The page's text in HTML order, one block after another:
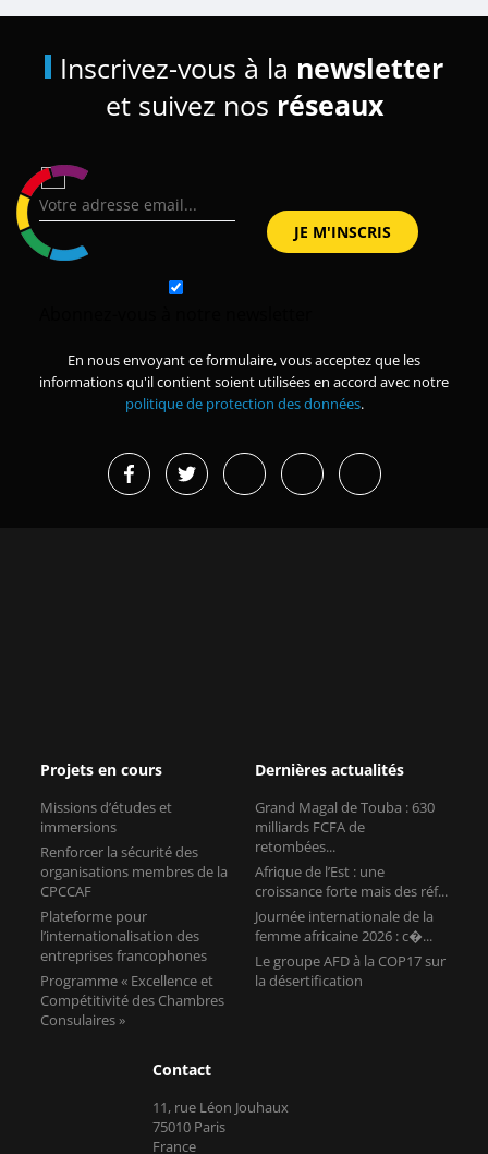
Inscrivez-vous à la newsletter
et suivez nos réseaux
En nous envoyant ce formulaire, vous acceptez que les
informations qu'il contient soient utilisées en accord avec notre
politique de protection des données.
Projets en cours
Missions d’études et
immersions
Renforcer la sécurité des
organisations membres de la
CPCCAF
Plateforme pour
l’internationalisation des
entreprises francophones
Programme « Excellence et
Compétitivité des Chambres
Consulaires »
Dernières actualités
Grand Magal de Touba : 630
milliards FCFA de
retombées...
Afrique de l’Est : une
croissance forte mais des réf...
Journée internationale de la
femme africaine 2026 : c�...
Le groupe AFD à la COP17 sur
la désertification
Contact
11, rue Léon Jouhaux
75010 Paris
France